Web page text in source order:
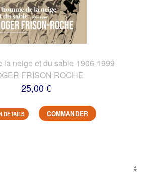
la neige et du sable 1906-1999
FRISON ROCHE
25,00 €
DETAILS COMMANDER